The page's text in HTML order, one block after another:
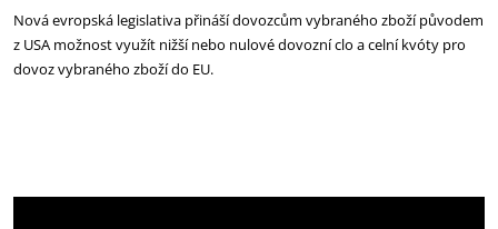
Nová evropská legislativa přináší dovozcům vybraného zboží původem
z USA možnost využít nižší nebo nulové dovozní clo a celní kvóty pro
dovoz vybraného zboží do EU.